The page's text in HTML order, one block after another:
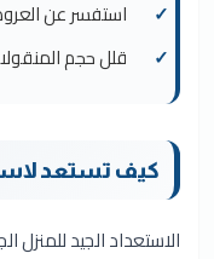
استفسر عن
قلل حجم
كيف تستعد
الاستعداد الجيد